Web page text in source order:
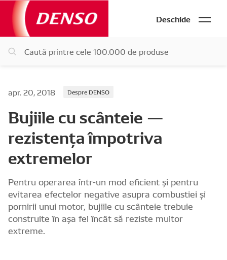
Deschide
apr. 20, 2018 Despre DENSO
Bujiile cu scânteie —
rezistenţa împotriva
extremelor
Pentru operarea într-un mod eficient şi pentru
evitarea efectelor negative asupra combustiei şi
pornirii unui motor, bujiile cu scânteie trebuie
construite în aşa fel încât să reziste multor
extreme.